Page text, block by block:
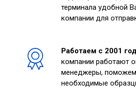
терминала удобной
компании для
Работаем с 2001
компании работают
менеджеры, поможем
необходимые